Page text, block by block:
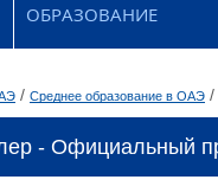
ОБРАЗОВАНИЕ
/ Среднее образование в ОАЭ /
- Официальный